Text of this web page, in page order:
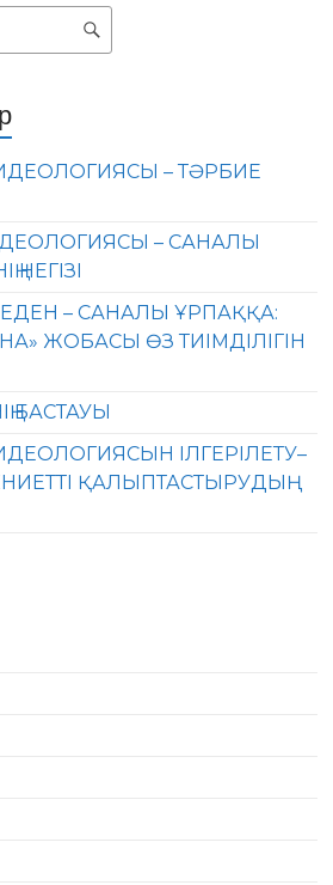
ИДЕОЛОГИЯСЫ – ТӘРБИЕ
– САНАЛЫ
НЕГІЗІ
– САНАЛЫ ҰРПАҚҚА:
ЖОБАСЫ ӨЗ ТИІМДІЛІГІН
БАСТАУЫ
ИДЕОЛОГИЯСЫН ІЛГЕРІЛЕТУ–
ҚАЛЫПТАСТЫРУДЫҢ